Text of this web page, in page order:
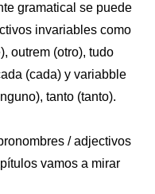
gramatical se puede
invariables como
outrem (otro), tudo
(cada) y variabble
tanto (tanto).
/ adjectivos
vamos a mirar